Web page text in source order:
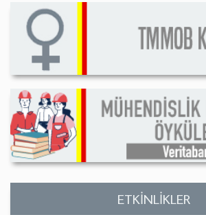
ETKİNLİKLER